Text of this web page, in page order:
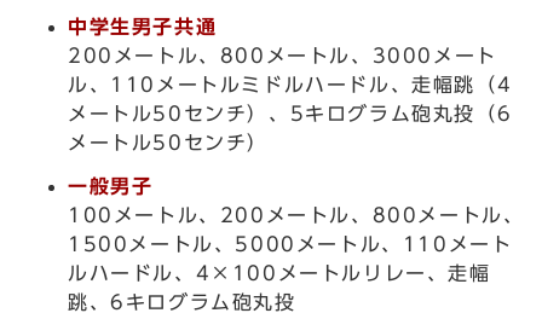
中学生男子共通
200メートル、800メートル、3000メート
ル、110メートルミドルハードル、走幅跳（4
メートル50センチ）、5キログラム砲丸投（6
メートル50センチ）
一般男子
100メートル、200メートル、800メートル、
1500メートル、5000メートル、110メート
ルハードル、4×100メートルリレー、走幅
跳、6キログラム砲丸投